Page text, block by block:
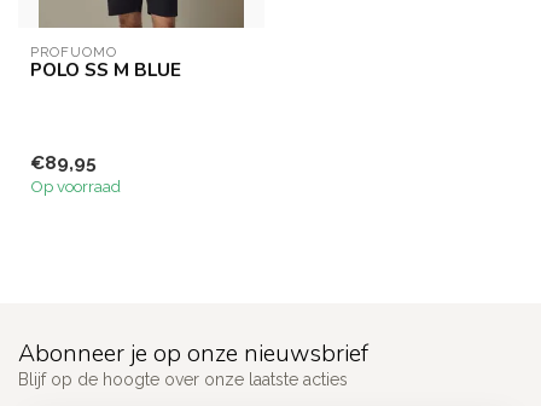
PROFUOMO
POLO SS M BLUE
€89,95
Op voorraad
Abonneer je op onze nieuwsbrief
Blijf op de hoogte over onze laatste acties